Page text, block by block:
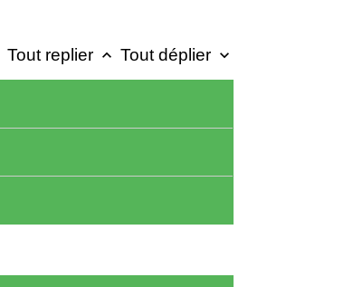
Tout replier keyboard_arrow_up Tout déplier keyboard_arrow_down